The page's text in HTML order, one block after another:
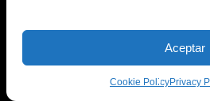
Aceptar
Cookie PolicyPrivacy